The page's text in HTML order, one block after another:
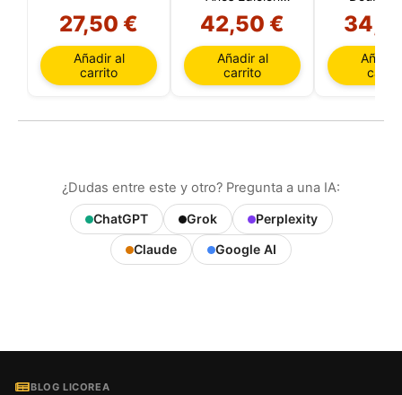
27,50 €
Añadir al
carrito
Limitada
42,50 €
Añadir al
carrito
Añadir
¿Dudas entre este y otro? Pregunta a una IA:
ChatGPT Grok
Perplexity
Claude
Google AI
BLOG LICOREA